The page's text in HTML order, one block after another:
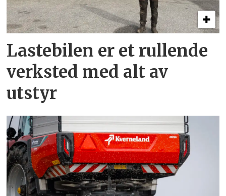
Lastebilen er et rullende
verksted med alt av
utstyr